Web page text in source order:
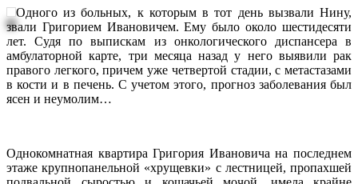
Одного из больных, к которым в тот день вызвали Нину,
звали Григорием Ивановичем. Ему было около шестидесяти
лет. Судя по выпискам из онкологического диспансера в
амбулаторной карте, три месяца назад у него выявили рак
правого легкого, причем уже четвертой стадии, с метастазами
в кости и в печень. С учетом этого, прогноз заболевания был
ясен и неумолим…
Однокомнатная квартира Григория Ивановича на последнем
этаже крупнопанельной «хрущевки» с лестницей, пропахшей